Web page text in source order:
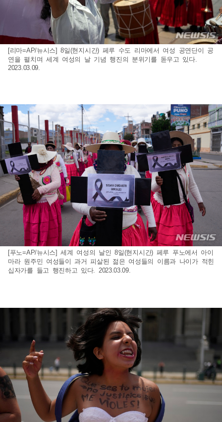
[리마=AP/뉴시스] 8일(현지시간) 페루 수도 리마에서 여성 공연단이 공
연을 펼치며 세계 여성의 날 기념 행진의 분위기를 돋우고 있다.
2023.03.09.
[푸노=AP/뉴시스] 세계 여성의 날인 8일(현지시간) 페루 푸노에서 아이
마라 원주민 여성들이 과거 피살된 젊은 여성들의 이름과 나이가 적힌
십자가를 들고 행진하고 있다. 2023.03.09.